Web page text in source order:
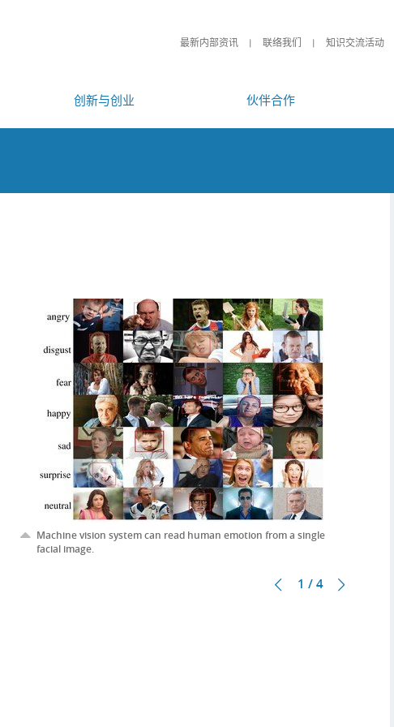
最新内部资讯 联络我们 知识交流活动
创新与创业 伙伴合作
Machine vision system can read human emotion from a single
facial image.
1 / 4